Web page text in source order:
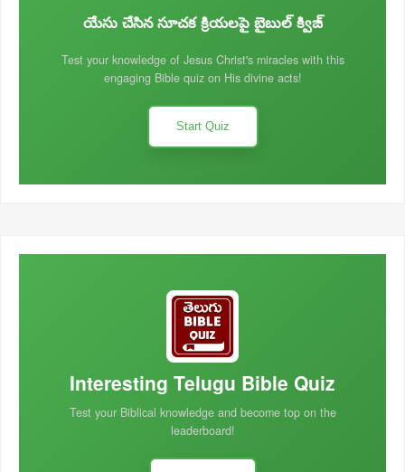
యేసు చేసిన సూచక క్రియలపై బైబుల్ క్విజ్
Test your knowledge of Jesus Christ's miracles with this
engaging Bible quiz on His divine acts!
Start Quiz
Interesting Telugu Bible Quiz
Test your Biblical knowledge and become top on the
leaderboard!